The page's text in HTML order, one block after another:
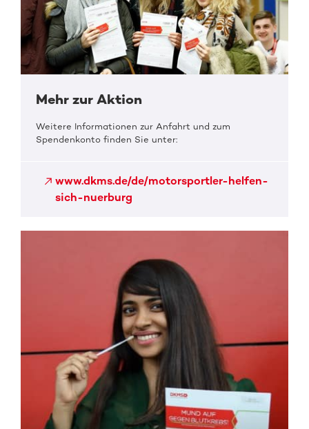
Mehr zur Aktion
Weitere Informationen zur Anfahrt und zum
Spendenkonto finden Sie unter:
www.dkms.de/de/motorsportler-helfen-
sich-nuerburg